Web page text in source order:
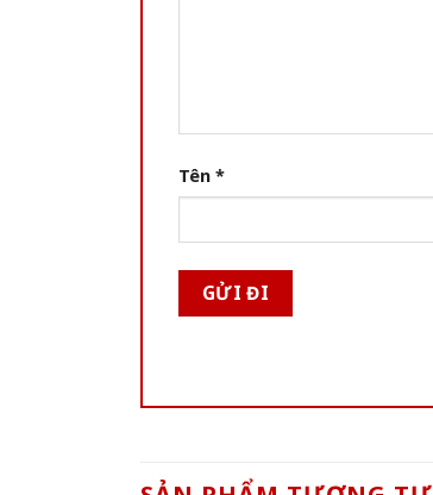
Tên *